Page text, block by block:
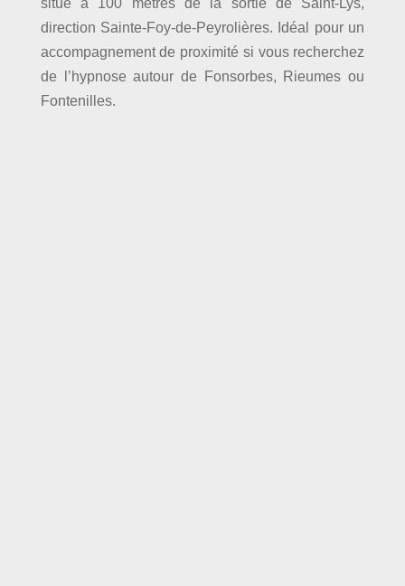
situe à 100 mètres de la sortie de Saint-Lys,
direction Sainte-Foy-de-Peyrolières. Idéal pour un
accompagnement de proximité si vous recherchez
de l’hypnose autour de Fonsorbes, Rieumes ou
Fontenilles.